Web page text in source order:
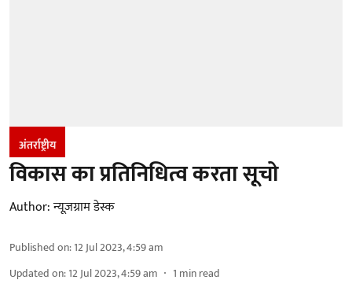
अंतर्राष्ट्रीय
विकास का प्रतिनिधित्व करता सूचो
Author:न्यूज़ग्राम डेस्क
Published on:12 Jul 2023, 4:59 am
Updated on:12 Jul 2023, 4:59 am 1 min read